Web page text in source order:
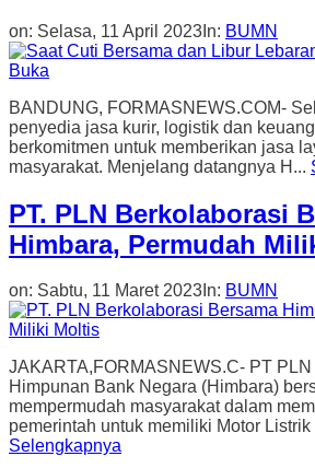
on: Selasa, 11 April 2023 In: BUMN
BANDUNG, FORMASNEWS.COM-
penyedia jasa kurir, logistik dan
berkomitmen untuk memberikan jasa
masyarakat. Menjelang datangnya H...
PT. PLN Berkolaborasi
Himbara, Permudah
on: Sabtu, 11 Maret 2023 In: BUMN
JAKARTA,FORMASNEWS.C- PT
Himpunan Bank Negara (Himbara)
mempermudah masyarakat dalam
pemerintah untuk memiliki Motor Listrik
Selengkapnya